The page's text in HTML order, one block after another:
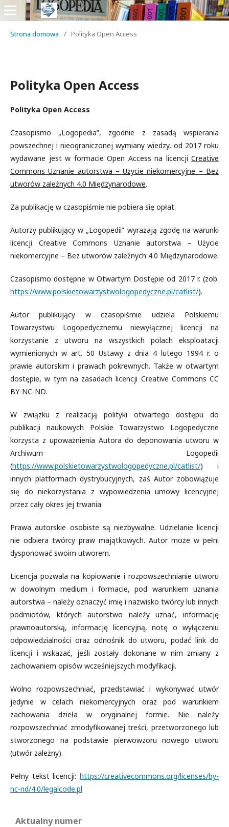
Strona domowa / Polityka Open Access
Polityka Open Access
Polityka Open Access
Czasopismo „Logopedia”, zgodnie z zasadą wspierania
powszechnej i nieograniczonej wymiany wiedzy, od 2017 roku
wydawane jest w formacie Open Access na licencji Creative
Commons Uznanie autorstwa – Użycie niekomercyjne – Bez
utworów zależnych 4.0 Międzynarodowe.
Za publikację w czasopiśmie nie pobiera się opłat.
Autorzy publikujący w „Logopedii” wyrażają zgodę na warunki
licencji Creative Commons Uznanie autorstwa – Użycie
niekomercyjne – Bez utworów zależnych 4.0 Międzynarodowe.
Czasopismo dostępne w Otwartym Dostępie od 2017 r. (zob.
https://www.polskietowarzystwologopedyczne.pl/catlist/).
Autor publikujący w czasopiśmie udziela Polskiemu
Towarzystwu Logopedycznemu niewyłącznej licencji na
korzystanie z utworu na wszystkich polach eksploatacji
wymienionych w art. 50 Ustawy z dnia 4 lutego 1994 r. o
prawie autorskim i prawach pokrewnych. Także w otwartym
dostępie, w tym na zasadach licencji Creative Commons CC
BY-NC-ND.
W związku z realizacją polityki otwartego dostępu do
publikacji naukowych Polskie Towarzystwo Logopedyczne
korzysta z upoważnienia Autora do deponowania utworu w
Archiwum Logopedii
(https://www.polskietowarzystwologopedyczne.pl/catlist/) i
innych platformach dystrybucyjnych, zaś Autor zobowiązuje
się do niekorzystania z wypowiedzenia umowy licencyjnej
przez cały okres jej trwania.
Prawa autorskie osobiste są niezbywalne. Udzielanie licencji
nie odbiera twórcy praw majątkowych. Autor może w pełni
dysponować swoim utworem.
Licencja pozwala na kopiowanie i rozpowszechnianie utworu
w dowolnym medium i formacie, pod warunkiem uznania
autorstwa – należy oznaczyć imię i nazwisko twórcy lub innych
podmiotów, których autorstwo należy uznać, informację
prawnoautorską, informację licencyjną, notę o wyłączeniu
odpowiedzialności oraz odnośnik do utworu, podać link do
licencji i wskazać, jeśli zostały dokonane w nim zmiany z
zachowaniem opisów wcześniejszych modyfikacji.
Wolno rozpowszechniać, przedstawiać i wykonywać utwór
jedynie w celach niekomercyjnych oraz pod warunkiem
zachowania dzieła w oryginalnej formie. Nie należy
rozpowszechniać zmodyfikowanej treści, przetworzonego lub
stworzonego na podstawie pierwowzoru nowego utworu
(utwór zależny).
Pełny tekst licencji: https://creativecommons.org/licenses/by-
nc-nd/4.0/legalcode.pl
Aktualny numer